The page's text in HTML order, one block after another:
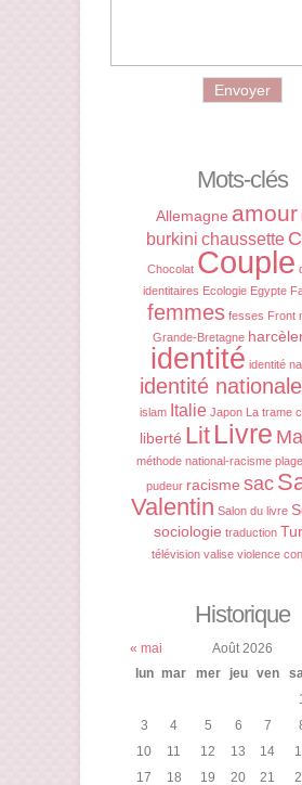
Mots-clés
Allemagne amour
burkini chaussette
Chocolat Couple
identitaires Ecologie Egypte
femmes fesses Front
Grande-Bretagne
identité identité
identité nationale
islam Italie Japon La trame
liberté Lit Livre
méthode national-racisme plage
pudeur racisme sac
Valentin Salon du livre
sociologie traduction
télévision valise violence
Historique
« mai
Août 2026
lun mar mer jeu ven
3
4 5 6 7
10
11 12 13 14
17
18 19 20 21